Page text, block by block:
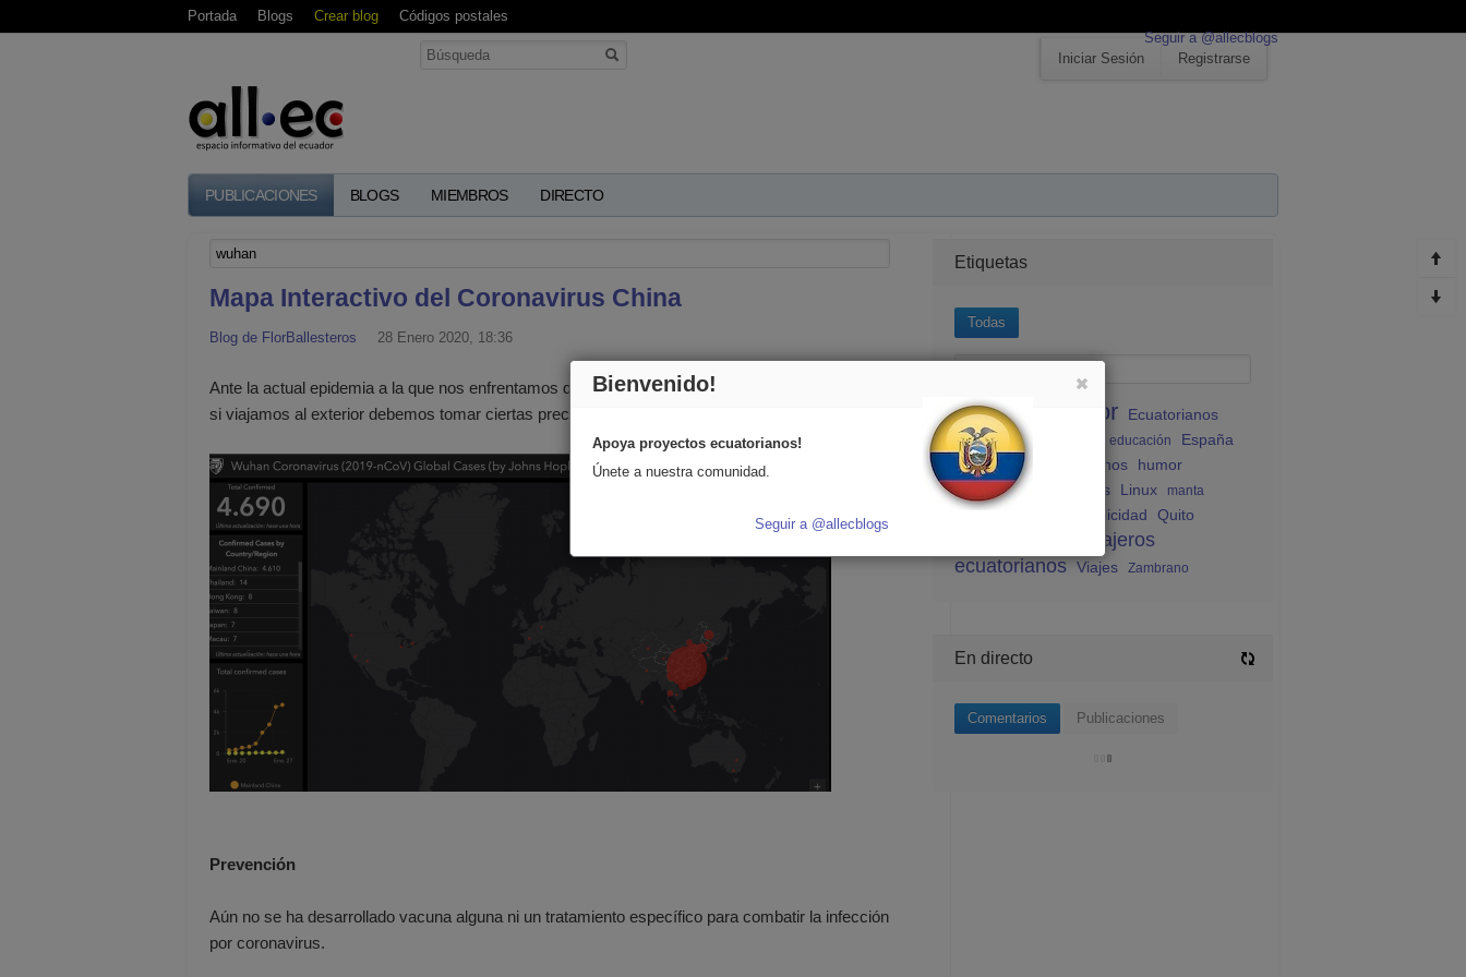
Portada Blogs Crear blog
Códigos postales
Seguir a @allecblogs
Iniciar Sesión
Registrarse
PUBLICACIONES BLOGS MIEMBROS DIRECTO
Mapa Interactivo del Coronavirus China
Blog de FlorBallesteros 28 Enero 2020, 18:36
Ante la actual epidemia a la que nos enfrentamos debido al virus de Wuhan originado en China
si viajamos al exterior debemos tomar ciertas precauciones para evitar el contagio.
Prevención
Aún no se ha desarrollado vacuna alguna ni un tratamiento específico para combatir la infección
por coronavirus.
Etiquetas
Todas
creatividad Ecuador Ecuatorianos
ecuatorianos en España educación
España
estudiantes ecuatorianos
humor
leyendas ecuatorianas
Linux manta
musica publicidad Quito
viajeros
ecuatorianos Viajes Zambrano
En directo
Comentarios Publicaciones
Bienvenido!
Apoya proyectos ecuatorianos!
Únete a nuestra comunidad.
Seguir a @allecblogs